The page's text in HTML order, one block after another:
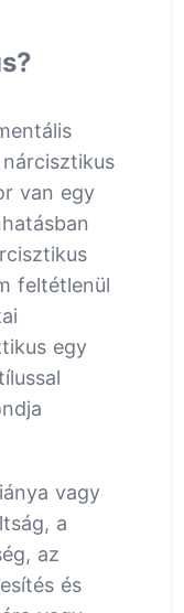
van egy
feltétlenül
egy
vagy
a
az
és